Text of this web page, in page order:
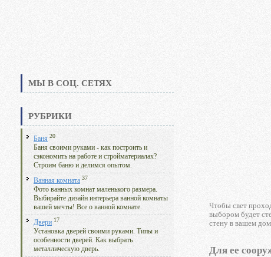
МЫ В СОЦ. СЕТЯХ
РУБРИКИ
Баня 20
Баня своими руками - как построить и
сэкономить на работе и стройматериалах?
Строим баню и делимся опытом.
Ванная комната 37
Фото ванных комнат маленького размера.
Выбирайте дизайн интерьера ванной комнаты
вашей мечты! Все о ванной комнате.
Двери 17
Установка дверей своими руками. Типы и
особенности дверей. Как выбрать
металлическую дверь.
Чтобы свет
выбором будет
стену в вашем
Для ее